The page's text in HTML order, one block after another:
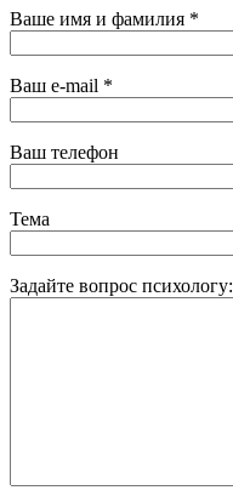
Ваше имя и фамилия *
Ваш e-mail *
Ваш телефон
Тема
Задайте вопрос психологу: